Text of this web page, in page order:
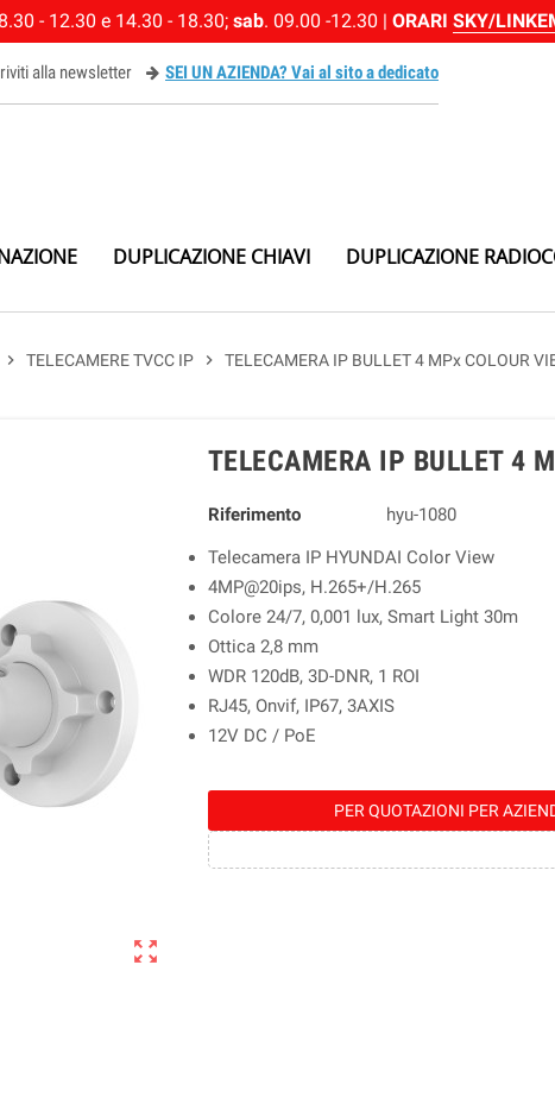
- 12.30 e 14.30 - 18.30; sab. 09.00 -12.30 | ORARI SKY/
newsletter
alla newsletter SEI UN AZIENDA? Vai al sito a dedicato
DUPLICAZIONE CHIAVI DUPLICAZIONE
chevron_right TELECAMERE TVCC IP chevron_right TELECAMERA IP BULLET 4 MPx COLOUR
zoom_out_map
TELECAMERA IP BULLET 4
Riferimento
hyu-1080
Telecamera IP HYUNDAI Color View
4MP@20ips, H.265+/H.265
Colore 24/7, 0,001 lux, Smart Light 30m
Ottica 2,8 mm
WDR 120dB, 3D-DNR, 1 ROI
RJ45, Onvif, IP67, 3AXIS
12V DC / PoE
PER QUOTAZIONI PER